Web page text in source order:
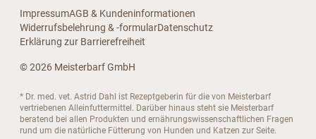
ImpressumAGB & Kundeninformationen
Widerrufsbelehrung & -formularDatenschutz
Erklärung zur Barrierefreiheit
© 2026 Meisterbarf GmbH
* Dr. med. vet. Astrid Dahl ist Rezeptgeberin für die von Meisterbarf
vertriebenen Alleinfuttermittel. Darüber hinaus steht sie Meisterbarf
beratend bei allen Produkten und ernährungswissenschaftlichen Fragen
rund um die natürliche Fütterung von Hunden und Katzen zur Seite.